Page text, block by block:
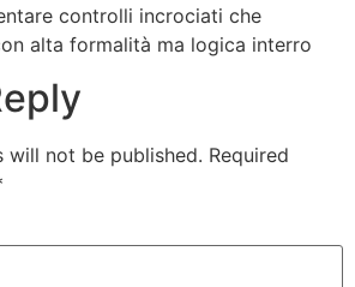
controlli incrociati che
alta formalità ma logica interro
will not be published. Required